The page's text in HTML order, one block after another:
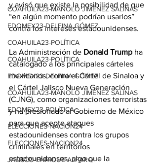
COAHUILA23-MANOLO JIMÉNEZ SALINAS
EDOMEX23-DELFINA GÓMEZ
COAHUILA23-POLÍTICA
COAHUILA23-POLÍTICA
EDOMEX23-DELFINA GÓMEZ
COAHUILA23-MANOLO JIMÉNEZ SALINAS
EDOMEX23-POLÍTICA
ELECCIONES-NACION24
ELECCIONES-NACION24
JALISCO-ENRIQUE ALFARO
y avisó que existe la posibilidad de que
“en algún momento podrían usarlos”
contra los intereses estadounidenses.
La Administración de Donald Trump ha
catalogado a los principales cárteles
mexicanos, como el Cártel de Sinaloa y
el Cártel Jalisco Nueva Generación
(CJNG), como organizaciones terroristas
y ha presionado al Gobierno de México
para que acepte ataques
estadounidenses contra los grupos
criminales en territorios
estadounidenses, algo que la